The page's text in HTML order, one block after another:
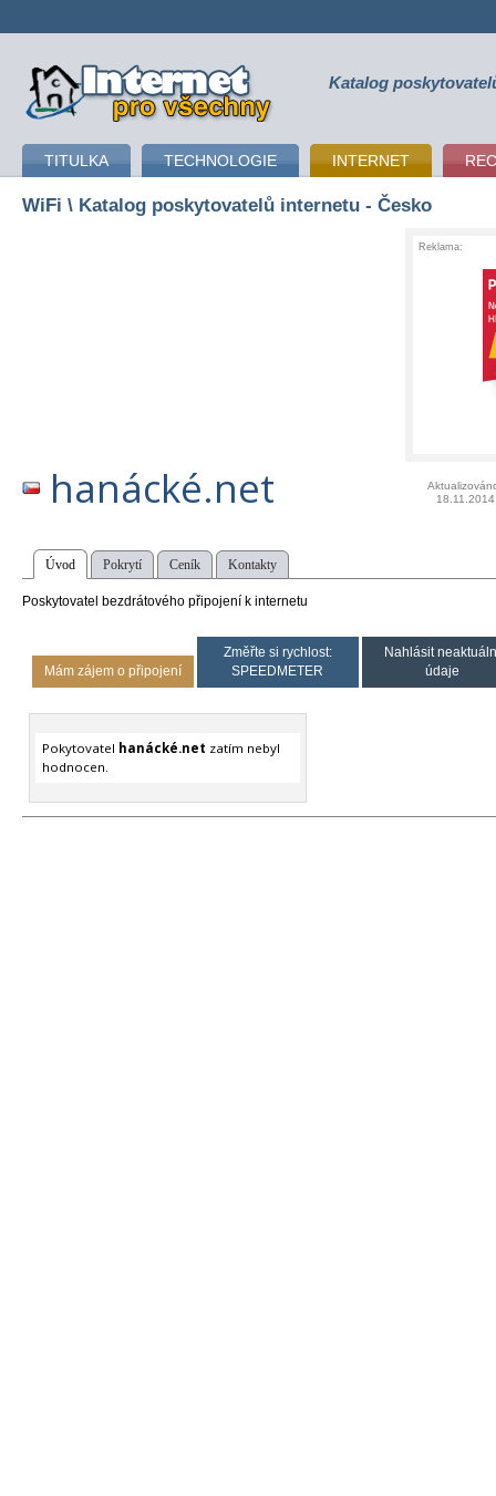
připojení k internetu Katalog
TITULKA TECHNOLOGIE INTERNET
WiFi \ Katalog poskytovatelů internetu - Česko
Reklama:
hanácké.net
18.11.2014
Úvod Pokrytí Ceník Kontakty
Poskytovatel bezdrátového připojení k internetu
Mám zájem o připojení
Změřte si rychlost:
SPEEDMETER
Nahlásit
údaje
Pokytovatel hanácké.net zatím nebyl
hodnocen.